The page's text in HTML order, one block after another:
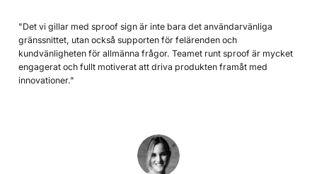
"Det vi gillar med sproof sign är inte bara det användarvänliga
gränssnittet, utan också supporten för felärenden och
kundvänligheten för allmänna frågor. Teamet runt sproof är mycket
engagerat och fullt motiverat att driva produkten framåt med
innovationer."